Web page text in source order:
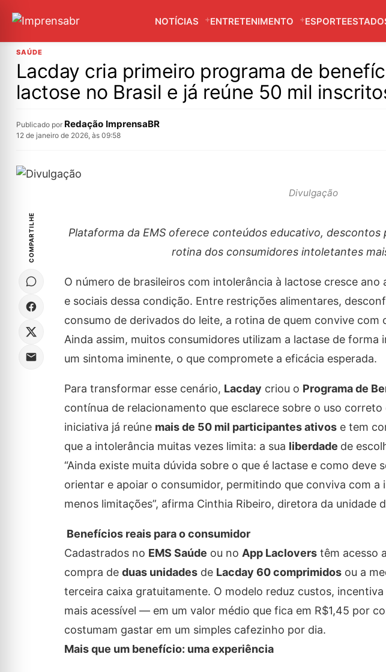
NOTÍCIAS ENTRETENIMENTO ESPORTE
SAÚDE
Lacday cria primeiro programa de
lactose no Brasil e já reúne 50 mil
Publicado por Redação ImprensaBR
12 de janeiro de 2026, às 09:58
Divulgação
COMPARTILHE
Plataforma da EMS oferece conteúdos educativo,
rotina dos consumidores intoletantes
O número de brasileiros com intolerância à lactose cresce
e sociais dessa condição. Entre restrições alimentares,
consumo de derivados do leite, a rotina de quem convive com
Ainda assim, muitos consumidores utilizam a lactase de
um sintoma iminente, o que compromete a eficácia esperada.
Para transformar esse cenário, Lacday criou o Programa de
contínua de relacionamento que esclarece sobre o uso
iniciativa já reúne mais de 50 mil participantes ativose tem
que a intolerância muitas vezes limita: a sua liberdade de
“Ainda existe muita dúvida sobre o que é lactase e como deve
orientar e apoiar o consumidor, permitindo que conviva com
menos limitações”, afirma Cinthia Ribeiro, diretora da unidade
Benefícios reais para o consumidor
Cadastrados no EMS Saúde ou no App Lacloverstêm acesso a
compra de duas unidadesde Lacday 60 comprimidosou a
terceira caixa gratuitamente. O modelo reduz custos,
mais acessível — em um valor médio que fica em R$1,45 por
costumam gastar em um simples cafezinho por dia.
Mais que um benefício: uma experiência